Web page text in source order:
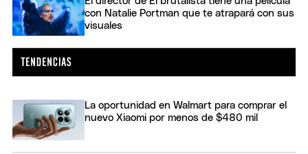
con Natalie Portman que te atrapará con sus
visuales
La oportunidad en Walmart para comprar el
nuevo Xiaomi por menos de $480 mil